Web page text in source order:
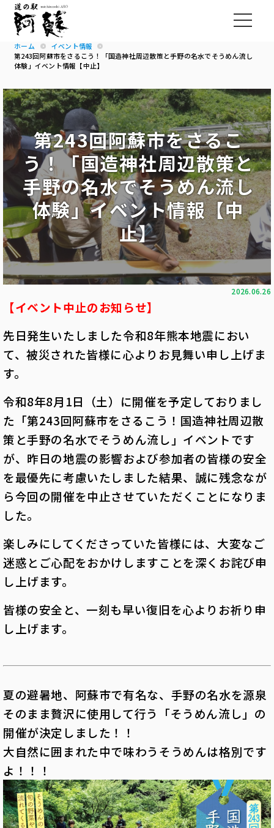
ホーム
イベント情報
第243回阿蘇市をさるこう！「国造神社周辺散策と手野の名水でそうめん流し
体験」イベント情報【中止】
第243回阿蘇市をさるこ
う！「国造神社周辺散策と
手野の名水でそうめん流し
体験」イベント情報【中
止】
2026.06.26
【イベント中止のお知らせ】
先日発生いたしました令和8年熊本地震におい
て、被災された皆様に心よりお見舞い申し上げま
す。
令和8年8月 1日（土）に開催を予定しておりまし
た「第243回阿蘇市をさるこう！国造神社周辺散
策と手野の名水でそうめん流し」イベントです
が、昨日の地震の影響および参加者の皆様の安全
を最優先に考慮いたしました結果、誠に残念なが
ら今回の開催を中止させていただくことになりま
した。
楽しみにしてくださっていた皆様には、大変なご
迷惑とご心配をおかけしますことを深くお詫び申
し上げます。
皆様の安全と、一刻も早い復旧を心よりお祈り申
し上げます。
夏の避暑地、阿蘇市で有名な、手野の名水を源泉
そのまま贅沢に使用して行う「そうめん流し」の
開催が決定しました！！
大自然に囲まれた中で味わうそうめんは格別です
よ！！！